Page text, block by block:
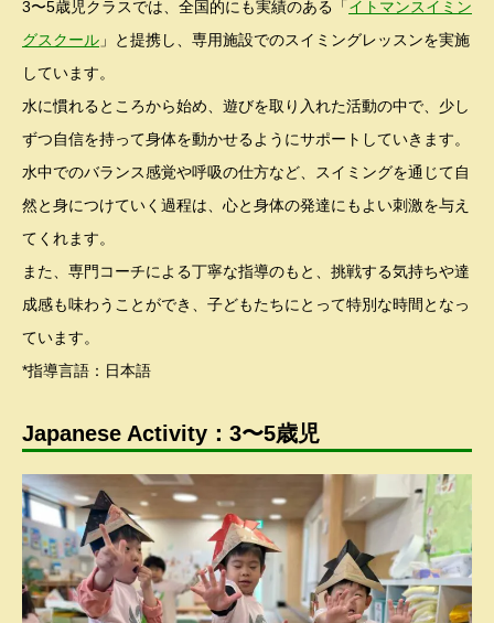
3〜5歳児クラスでは、全国的にも実績のある「イトマンスイミン
グスクール 」と提携し、専用施設でのスイミングレッスンを実施
しています。
水に慣れるところから始め、遊びを取り入れた活動の中で、少し
ずつ自信を持って身体を動かせるようにサポートしていきます。
水中でのバランス感覚や呼吸の仕方など、スイミングを通じて自
然と身につけていく過程は、心と身体の発達にもよい刺激を与え
てくれます。
また、専門コーチによる丁寧な指導のもと、挑戦する気持ちや達
成感も味わうことができ、子どもたちにとって特別な時間となっ
ています。
*指導言語：日本語
Japanese Activity：3〜5歳児